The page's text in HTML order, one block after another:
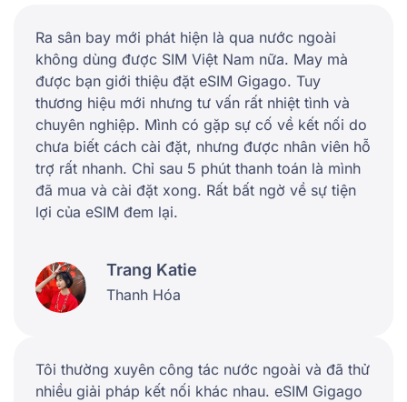
Ra sân bay mới phát hiện là qua nước ngoài
không dùng được SIM Việt Nam nữa. May mà
được bạn giới thiệu đặt eSIM Gigago. Tuy
thương hiệu mới nhưng tư vấn rất nhiệt tình và
chuyên nghiệp. Mình có gặp sự cố về kết nối do
chưa biết cách cài đặt, nhưng được nhân viên hỗ
trợ rất nhanh. Chỉ sau 5 phút thanh toán là mình
đã mua và cài đặt xong. Rất bất ngờ về sự tiện
lợi của eSIM đem lại.
Trang Katie
Thanh Hóa
Tôi thường xuyên công tác nước ngoài và đã thử
nhiều giải pháp kết nối khác nhau. eSIM Gigago